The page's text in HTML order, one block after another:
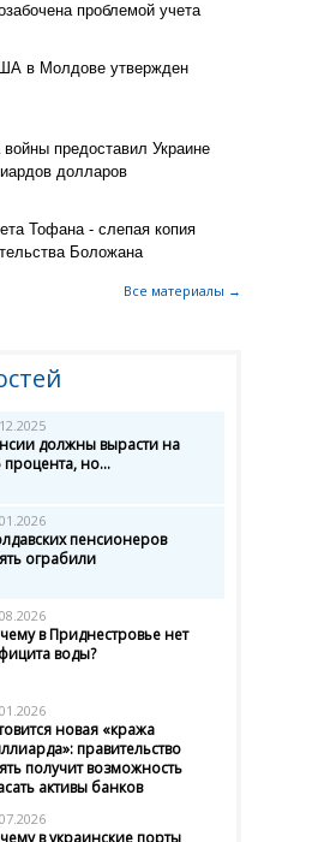
проблемой учета
в Молдове утвержден
предоставил Украине
долларов
Тофана - слепая копия
Боложана
Все материалы →
должны вырасти на
процента, но...
пенсионеров
ограбили
в Приднестровье нет
воды?
новая «кража
правительство
получит возможность
активы банков
в украинские порты